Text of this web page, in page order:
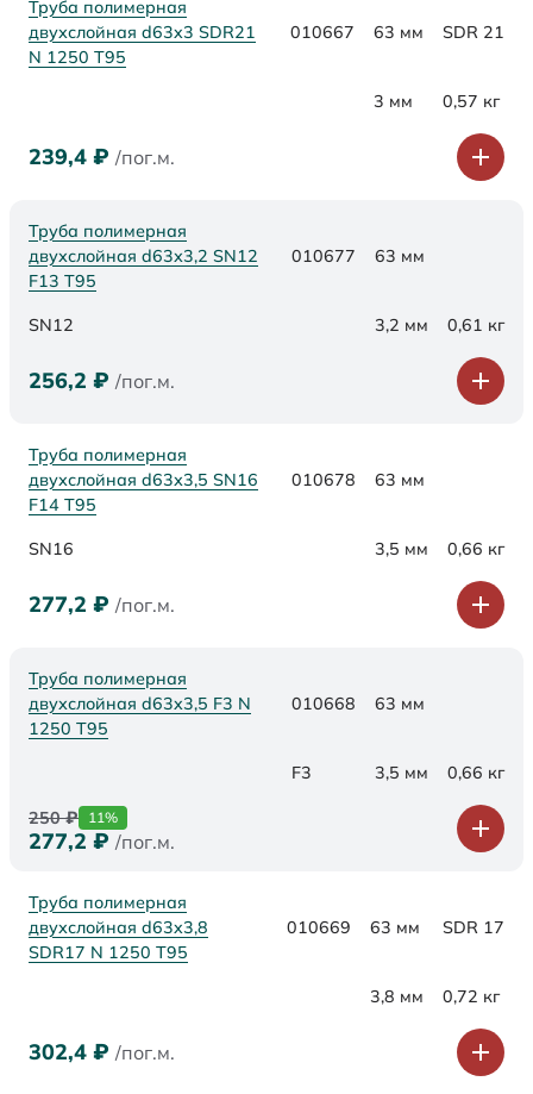
Труба полимерная
двухслойная d63x3 SDR21
N 1250 Т95
010667 63 мм SDR 21
3 мм 0,57 кг
239,4 ₽ /пог.м.
Труба полимерная
двухслойная d63х3,2 SN12
F13 Т95
010677 63 мм
SN12 3,2 мм 0,61 кг
256,2 ₽ /пог.м.
Труба полимерная
двухслойная d63х3,5 SN16
F14 Т95
010678 63 мм
SN16 3,5 мм 0,66 кг
277,2 ₽ /пог.м.
Труба полимерная
двухслойная d63x3,5 F3 N
1250 Т95
010668 63 мм
F3 3,5 мм 0,66 кг
250₽ 11%
277,2 ₽ /пог.м.
Труба полимерная
двухслойная d63x3,8
SDR17 N 1250 Т95
010669 63 мм SDR 17
3,8 мм 0,72 кг
302,4 ₽ /пог.м.